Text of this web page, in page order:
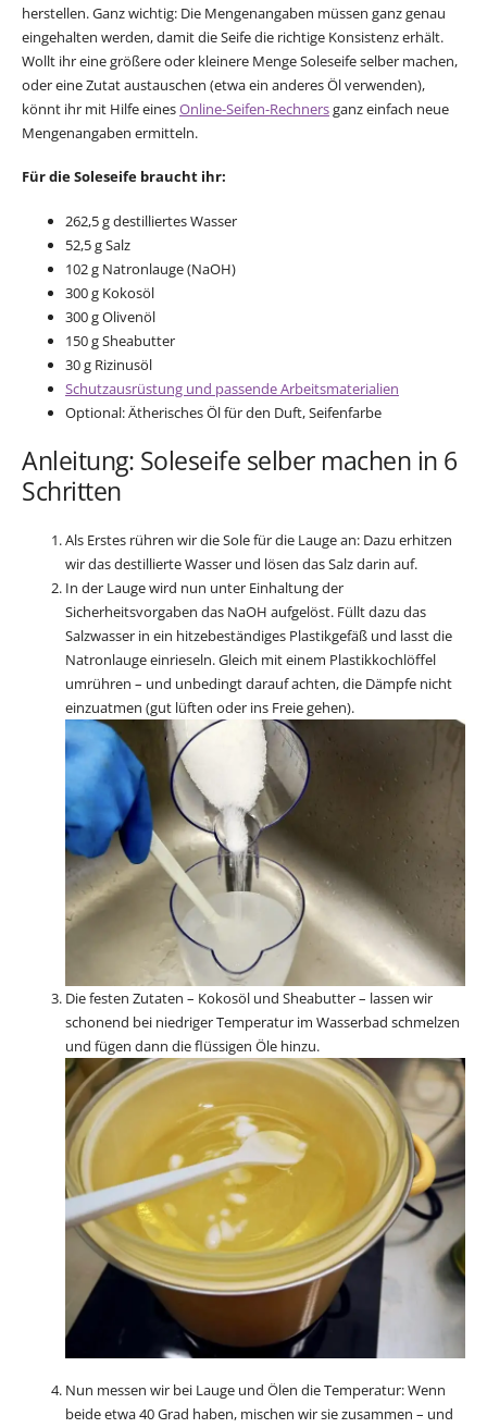
herstellen. Ganz wichtig: Die Mengenangaben müssen ganz genau
eingehalten werden, damit die Seife die richtige Konsistenz erhält.
Wollt ihr eine größere oder kleinere Menge Soleseife selber machen,
oder eine Zutat austauschen (etwa ein anderes Öl verwenden),
könnt ihr mit Hilfe einesOnline-Seifen-Rechnersganz einfach neue
Mengenangaben ermitteln.
Für die Soleseife braucht ihr:
262,5 g destilliertes Wasser
52,5 g Salz
102 g Natronlauge (NaOH)
300 g Kokosöl
300 g Olivenöl
150 g Sheabutter
30 g Rizinusöl
Schutzausrüstung und passende Arbeitsmaterialien
Optional: Ätherisches Öl für den Duft, Seifenfarbe
Anleitung: Soleseife selber machen in 6
Schritten
Als Erstes rühren wir die Sole für die Lauge an: Dazu erhitzen
wir das destillierte Wasser und lösen das Salz darin auf.
In der Lauge wird nun unter Einhaltung der
Sicherheitsvorgaben das NaOH aufgelöst. Füllt dazu das
Salzwasser in ein hitzebeständiges Plastikgefäß und lasst die
Natronlauge einrieseln. Gleich mit einem Plastikkochlöffel
umrühren – und unbedingt darauf achten, die Dämpfe nicht
einzuatmen (gut lüften oder ins Freie gehen).
Die festen Zutaten – Kokosöl und Sheabutter – lassen wir
schonend bei niedriger Temperatur im Wasserbad schmelzen
und fügen dann die flüssigen Öle hinzu.
Nun messen wir bei Lauge und Ölen die Temperatur: Wenn
beide etwa 40 Grad haben, mischen wir sie zusammen – und